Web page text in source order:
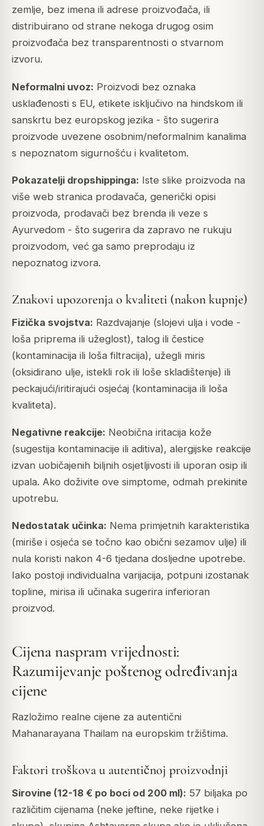
zemlje, bez imena ili adrese proizvođača, ili
distribuirano od strane nekoga drugog osim
proizvođača bez transparentnosti o stvarnom
izvoru.
Neformalni uvoz: Proizvodi bez oznaka
usklađenosti s EU, etikete isključivo na hindskom ili
sanskrtu bez europskog jezika - što sugerira
proizvode uvezene osobnim/neformalnim kanalima
s nepoznatom sigurnošću i kvalitetom.
Pokazatelji dropshippinga: Iste slike proizvoda na
više web stranica prodavača, generički opisi
proizvoda, prodavači bez brenda ili veze s
Ayurvedom - što sugerira da zapravo ne rukuju
proizvodom, već ga samo preprodaju iz
nepoznatog izvora.
Znakovi upozorenja o kvaliteti (nakon kupnje)
Fizička svojstva: Razdvajanje (slojevi ulja i vode -
loša priprema ili užeglost), talog ili čestice
(kontaminacija ili loša filtracija), užegli miris
(oksidirano ulje, istekli rok ili loše skladištenje) ili
peckajući/iritirajući osjećaj (kontaminacija ili loša
kvaliteta).
Negativne reakcije: Neobična iritacija kože
(sugestija kontaminacije ili aditiva), alergijske reakcije
izvan uobičajenih biljnih osjetljivosti ili uporan osip ili
upala. Ako doživite ove simptome, odmah prekinite
upotrebu.
Nedostatak učinka: Nema primjetnih karakteristika
(miriše i osjeća se točno kao obični sezamov ulje) ili
nula koristi nakon 4-6 tjedana dosljedne upotrebe.
Iako postoji individualna varijacija, potpuni izostanak
topline, mirisa ili učinaka sugerira inferioran
proizvod.
Cijena naspram vrijednosti:
Razumijevanje poštenog određivanja
cijene
Razložimo realne cijene za autentični
Mahanarayana Thailam na europskim tržištima.
Faktori troškova u autentičnoj proizvodnji
Sirovine (12-18 € po boci od 200 ml): 57 biljaka po
različitim cijenama (neke jeftine, neke rijetke i